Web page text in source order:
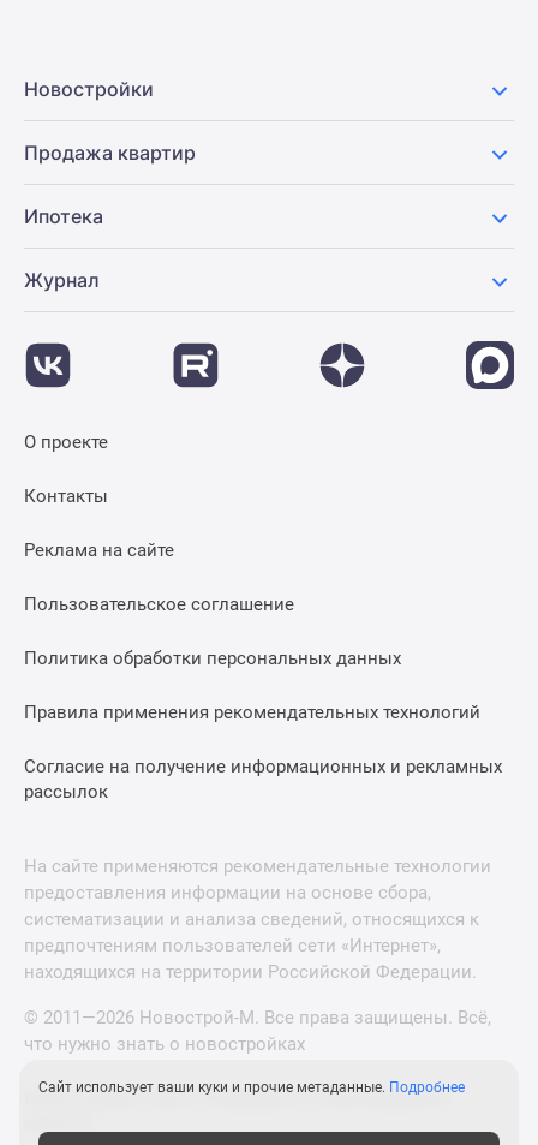
Новостройки
Продажа квартир
Ипотека
Журнал
О проекте
Контакты
Реклама на сайте
Пользовательское соглашение
Политика обработки персональных данных
Правила применения рекомендательных технологий
Согласие на получение информационных и рекламных
рассылок
На сайте применяются рекомендательные технологии
предоставления информации на основе сбора,
систематизации и анализа сведений, относящихся к
предпочтениям пользователей сети «Интернет»,
находящихся на территории Российской Федерации.
© 2011—2026 Новострой-М. Все права защищены. Всё,
что нужно знать о новостройках
Новостройки Санкт-Петербурга и Ленинградской
Сайт использует ваши куки и прочие метаданные. Подробнее